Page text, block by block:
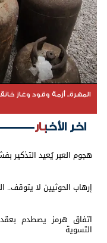
المهرة.. أزمة وقود وغاز
اخر الأخبار
هجوم العبر يُعيد التذكير
إرهاب الحوثيين لا
اتفاق هرمز يصطدم
التسوية